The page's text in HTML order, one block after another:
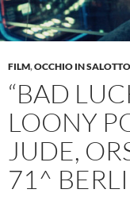
FILM,OCCHIO IN SALOTTO
“BAD
LOONY
JUDE,
71^